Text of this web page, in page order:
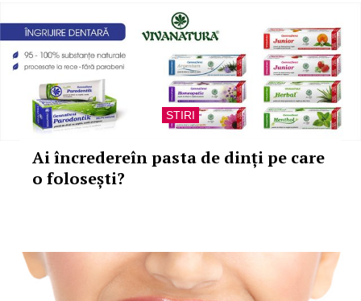
STIRI
Ai încredereîn pasta de dinți pe care
o folosești?